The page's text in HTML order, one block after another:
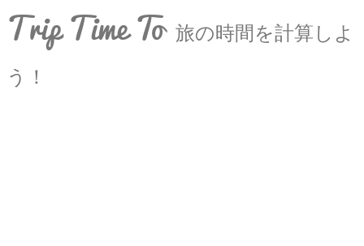
Trip Time To 旅の時間を計算しよ
う！